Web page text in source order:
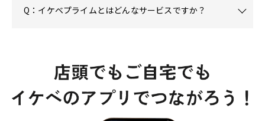
Q：イケベプライムとはどんなサービスですか？